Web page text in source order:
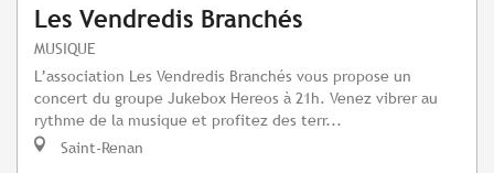
Les Vendredis Branchés
MUSIQUE
L’association Les Vendredis Branchés vous propose un
concert du groupe Jukebox Hereos à 21h. Venez vibrer au
rythme de la musique et profitez des terr...
Saint-Renan